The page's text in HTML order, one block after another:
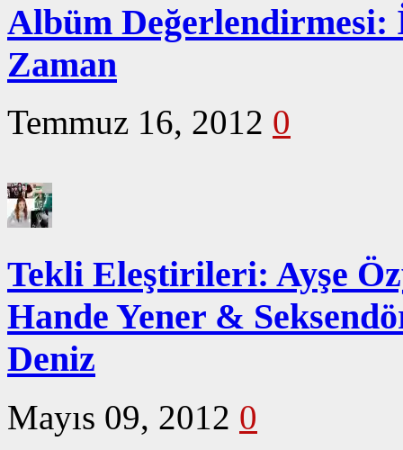
Albüm
Zaman
Temmuz 16, 2012 0
Tekli Eleştirileri: Ayşe
Hande Yener &
Deniz
Mayıs 09, 2012 0